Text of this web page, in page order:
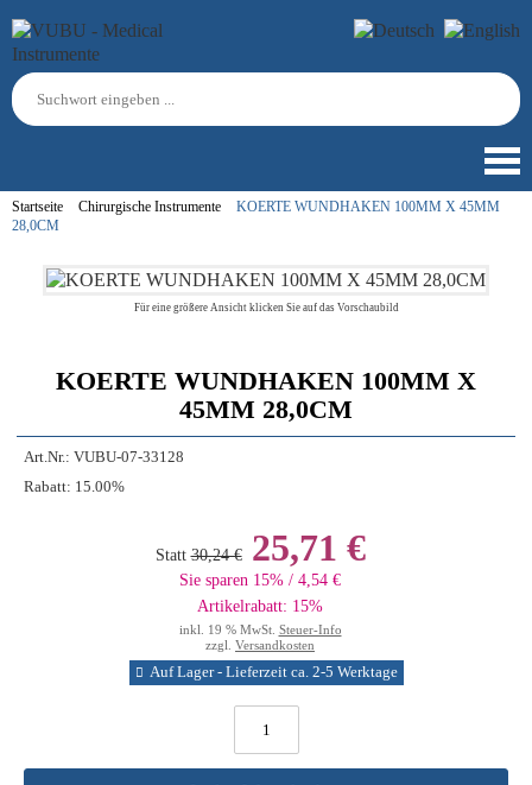
Startseite Chirurgische Instrumente
KOERTE WUNDHAKEN 100MM X 45MM
28,0CM
Für eine größere Ansicht klicken Sie auf das Vorschaubild
KOERTE WUNDHAKEN 100MM X
45MM 28,0CM
Art.Nr.: VUBU-07-33128
Rabatt: 15.00%
Statt 30,24 €25,71 €
Sie sparen 15% / 4,54 €
Artikelrabatt: 15%
inkl. 19 % MwSt. Steuer-Info
zzgl. Versandkosten
Auf Lager - Lieferzeit ca. 2-5 Werktage